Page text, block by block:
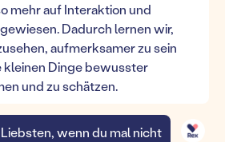
mehr auf Interaktion und
Dadurch lernen wir,
aufmerksamer zu sein
kleinen Dinge bewusster
und zu schätzen.
wenn du mal nicht